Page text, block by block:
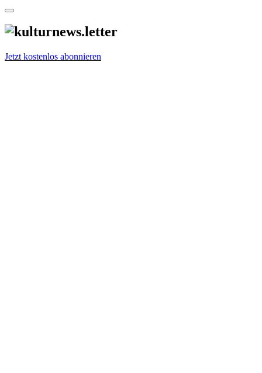
Jetzt kostenlos abonnieren